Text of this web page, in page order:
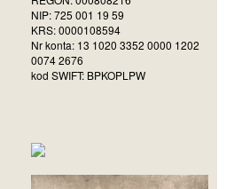
NIP: 725 001 19 59
KRS: 0000108594
Nr konta: 13 1020 3352 0000 1202
0074 2676
kod SWIFT: BPKOPLPW